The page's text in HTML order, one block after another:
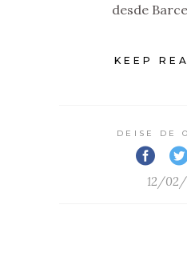
desde
KEEP
DEISE DE
12/02/